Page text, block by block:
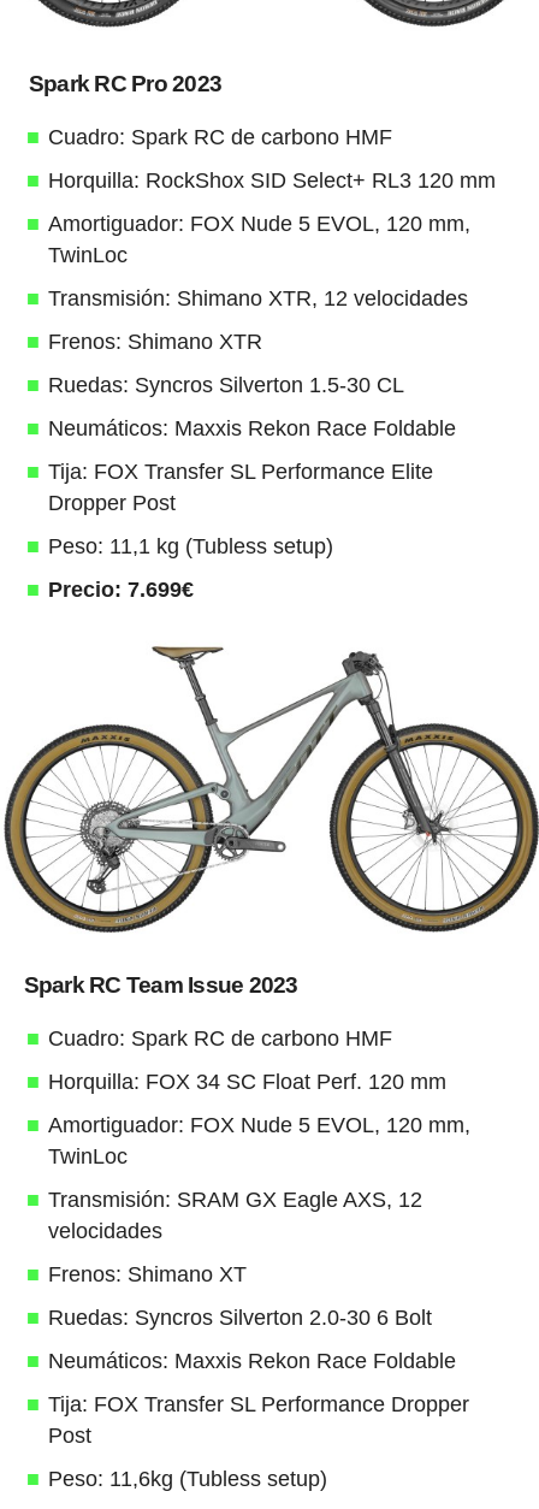
Spark RC Pro 2023
Cuadro: Spark RC de carbono HMF
Horquilla: RockShox SID Select+ RL3 120 mm
Amortiguador: FOX Nude 5 EVOL, 120 mm,
TwinLoc
Transmisión: Shimano XTR, 12 velocidades
Frenos: Shimano XTR
Ruedas: Syncros Silverton 1.5-30 CL
Neumáticos: Maxxis Rekon Race Foldable
Tija: FOX Transfer SL Performance Elite
Dropper Post
Peso: 11,1 kg (Tubless setup)
Precio: 7.699€
Spark RC Team Issue 2023
Cuadro: Spark RC de carbono HMF
Horquilla: FOX 34 SC Float Perf. 120 mm
Amortiguador: FOX Nude 5 EVOL, 120 mm,
TwinLoc
Transmisión: SRAM GX Eagle AXS, 12
velocidades
Frenos: Shimano XT
Ruedas: Syncros Silverton 2.0-30 6 Bolt
Neumáticos: Maxxis Rekon Race Foldable
Tija: FOX Transfer SL Performance Dropper
Post
Peso: 11,6kg (Tubless setup)